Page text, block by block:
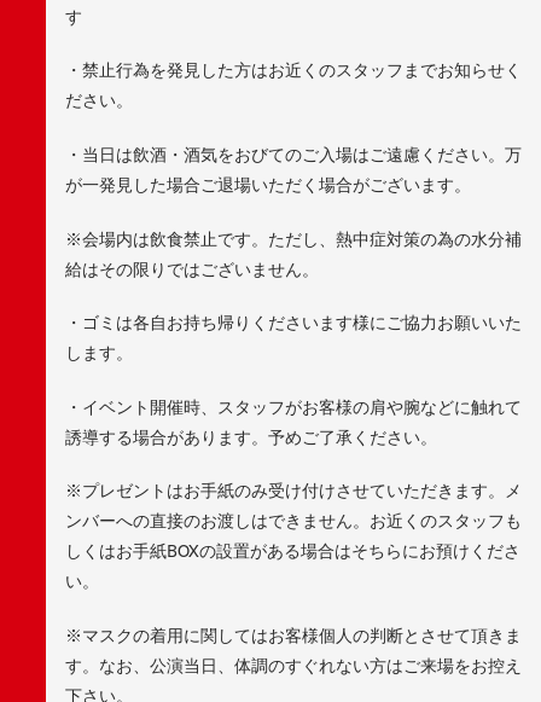
す
・禁止行為を発見した方はお近くのスタッフまでお知らせく
ださい。
・当日は飲酒・酒気をおびてのご入場はご遠慮ください。万
が一発見した場合ご退場いただく場合がございます。
※会場内は飲食禁止です。ただし、熱中症対策の為の水分補
給はその限りではございません。
・ゴミは各自お持ち帰りくださいます様にご協力お願いいた
します。
・イベント開催時、スタッフがお客様の肩や腕などに触れて
誘導する場合があります。予めご了承ください。
※プレゼントはお手紙のみ受け付けさせていただきます。メ
ンバーへの直接のお渡しはできません。お近くのスタッフも
しくはお手紙BOXの設置がある場合はそちらにお預けくださ
い。
※マスクの着用に関してはお客様個人の判断とさせて頂きま
す。なお、公演当日、体調のすぐれない方はご来場をお控え
下さい。